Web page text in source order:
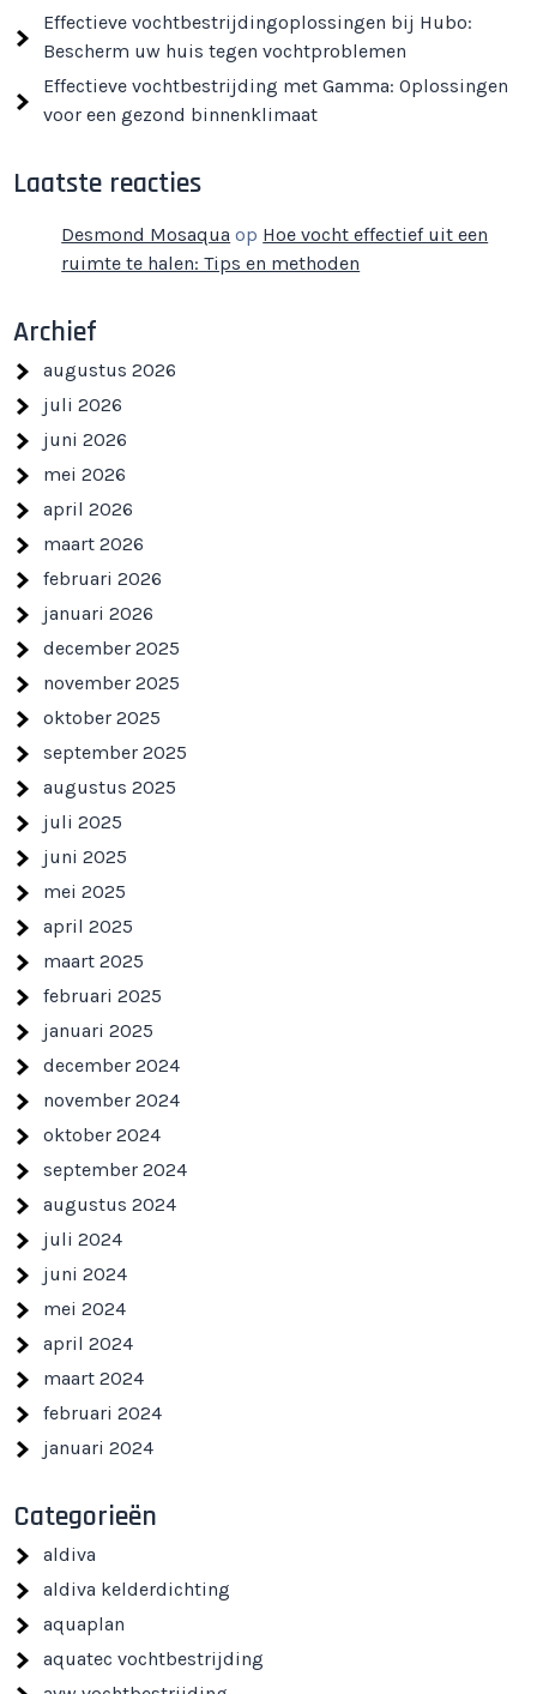
Effectieve vochtbestrijdingoplossingen bij Hubo:
Bescherm uw huis tegen vochtproblemen
Effectieve vochtbestrijding met Gamma: Oplossingen
voor een gezond binnenklimaat
Laatste reacties
Desmond Mosaqua op Hoe vocht effectief uit een
ruimte te halen: Tips en methoden
Archief
augustus 2026
juli 2026
juni 2026
mei 2026
april 2026
maart 2026
februari 2026
januari 2026
december 2025
november 2025
oktober 2025
september 2025
augustus 2025
juli 2025
juni 2025
mei 2025
april 2025
maart 2025
februari 2025
januari 2025
december 2024
november 2024
oktober 2024
september 2024
augustus 2024
juli 2024
juni 2024
mei 2024
april 2024
maart 2024
februari 2024
januari 2024
Categorieën
aldiva
aldiva kelderdichting
aquaplan
aquatec vochtbestrijding